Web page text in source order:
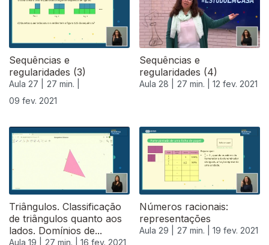
Sequências e
regularidades (3)
Aula 27 |
27 min. |
09 fev. 2021
Sequências e
regularidades (4)
Aula 28 | 27 min. | 12 fev. 2021
Triângulos. Classificação
de triângulos quanto aos
lados. Domínios de...
Aula 19 | 27 min. | 16 fev. 2021
Números racionais:
representações
Aula 29 | 27 min. | 19 fev. 2021